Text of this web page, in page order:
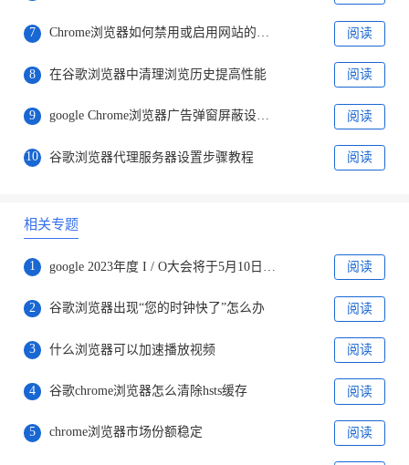
7 Chrome浏览器如何禁用或启用网站的访问日志 阅读
8 在谷歌浏览器中清理浏览历史提高性能 阅读
9 google Chrome浏览器广告弹窗屏蔽设置教程 阅读
10 谷歌浏览器代理服务器设置步骤教程 阅读
相关专题
1 阅读
2 谷歌浏览器出现“您的时钟快了”怎么办 阅读
3 什么浏览器可以加速播放视频 阅读
4 谷歌chrome浏览器怎么清除hsts缓存 阅读
5 chrome浏览器市场份额稳定 阅读